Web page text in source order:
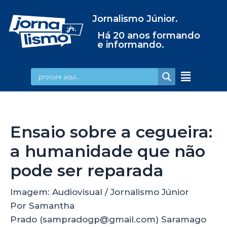
Jornalismo Júnior.
Há 20 anos formando
e informando.
Ensaio sobre a cegueira:
a humanidade que não
pode ser reparada
Imagem: Audiovisual / Jornalismo Júnior
Por Samantha
Prado (sampradogp@gmail.com) Saramago